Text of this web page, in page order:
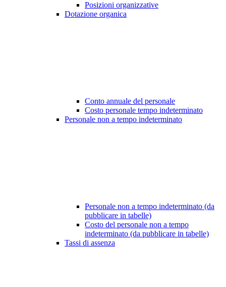
Posizioni organizzative
Dotazione organica
Conto annuale del personale
Costo personale tempo indeterminato
Personale non a tempo indeterminato
Personale non a tempo indeterminato (da
pubblicare in tabelle)
Costo del personale non a tempo
indeterminato (da pubblicare in tabelle)
Tassi di assenza